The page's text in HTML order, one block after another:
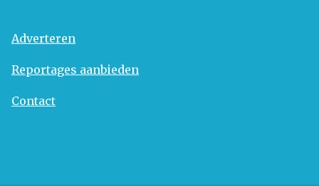
Adverteren
Reportages aanbieden
Contact